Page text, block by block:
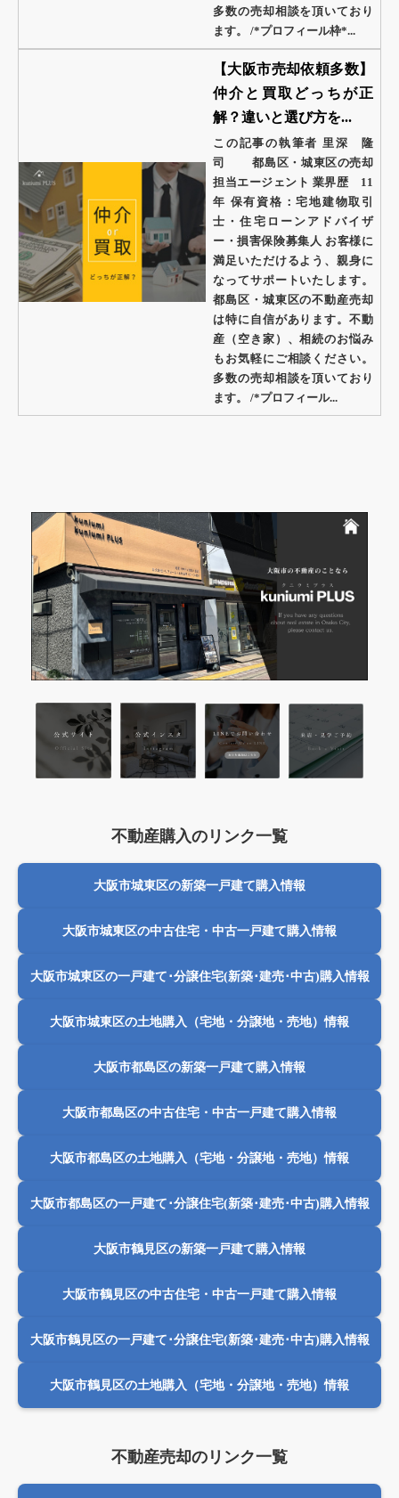
多数の売却相談を頂いており
ます。 /*プロフィール枠*...
【大阪市売却依頼多数】
仲介と買取どっちが正
解？違いと選び方を...
この記事の執筆者 里深 隆
司 都島区・城東区の売却
担当エージェント 業界歴 11
年 保有資格：宅地建物取引
士・住宅ローンアドバイザ
ー・損害保険募集人 お客様に
満足いただけるよう、親身に
なってサポートいたします。
都島区・城東区の不動産売却
は特に自信があります。不動
産（空き家）、相続のお悩み
もお気軽にご相談ください。
多数の売却相談を頂いており
ます。 /*プロフィール...
不動産購入のリンク一覧
大阪市城東区の新築一戸建て購入情報
大阪市城東区の中古住宅・中古一戸建て購入情報
大阪市城東区の一戸建て･分譲住宅(新築･建売･中古)購入情報
大阪市城東区の土地購入（宅地・分譲地・売地）情報
大阪市都島区の新築一戸建て購入情報
大阪市都島区の中古住宅・中古一戸建て購入情報
大阪市都島区の土地購入（宅地・分譲地・売地）情報
大阪市都島区の一戸建て･分譲住宅(新築･建売･中古)購入情報
大阪市鶴見区の新築一戸建て購入情報
大阪市鶴見区の中古住宅・中古一戸建て購入情報
大阪市鶴見区の一戸建て･分譲住宅(新築･建売･中古)購入情報
大阪市鶴見区の土地購入（宅地・分譲地・売地）情報
不動産売却のリンク一覧